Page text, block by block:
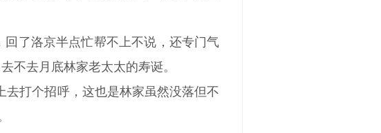
回了洛京半点忙帮不上不说，还专门气
不去月底林家老太太的寿诞。
打个招呼，这也是林家虽然没落但不